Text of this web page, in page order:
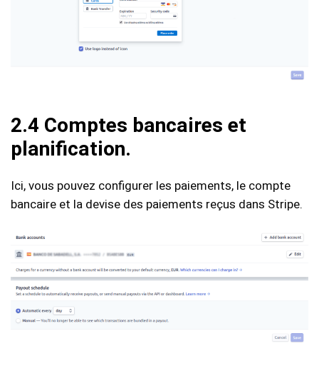
2.4 Comptes bancaires et
planification.
Ici, vous pouvez configurer les paiements, le compte
bancaire et la devise des paiements reçus dans Stripe.